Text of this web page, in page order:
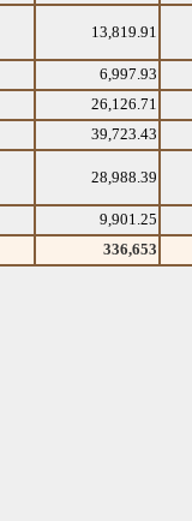
13,819.91
6,997.93
26,126.71
39,723.43
28,988.39
9,901.25
336,653